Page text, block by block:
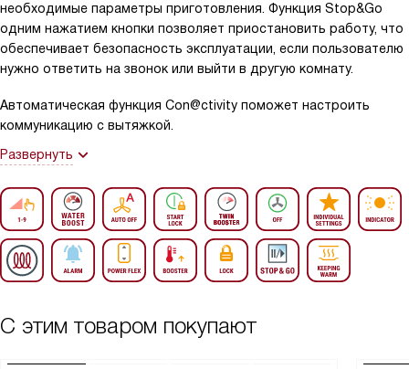
необходимые параметры приготовления. Функция Stop&Go
одним нажатием кнопки позволяет приостановить работу, что
обеспечивает безопасность эксплуатации, если пользователю
нужно ответить на звонок или выйти в другую комнату.
Автоматическая функция Con@ctivity поможет настроить
коммуникацию с вытяжкой.
Развернуть
С этим товаром покупают